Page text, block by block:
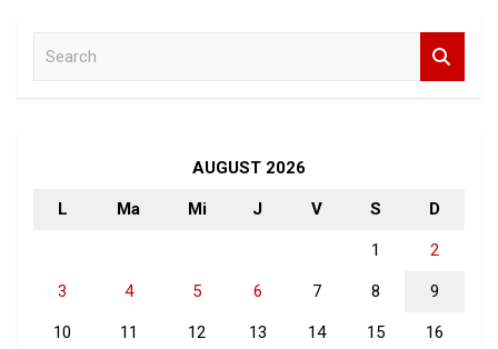
AUGUST 2026
L Ma Mi J V S D
1 2
3 4 5 6 7 8 9
10 11 12 13 14 15 16